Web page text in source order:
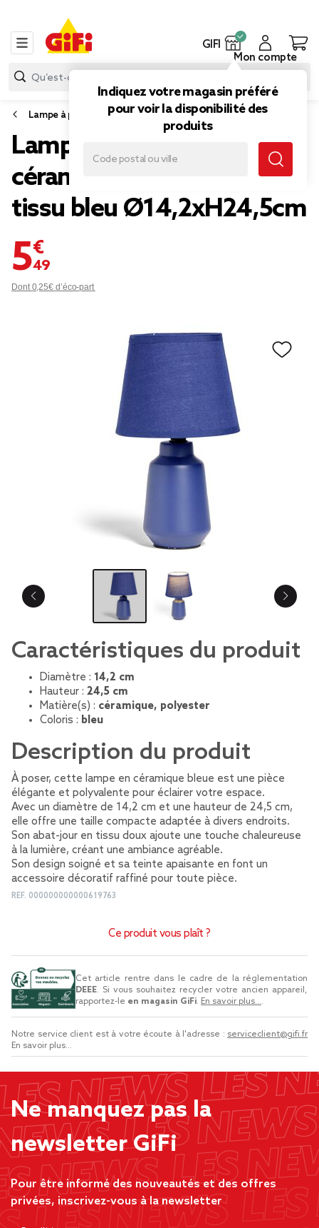
GIFI
Indiquez votre magasin préféré
pour voir la disponibilité des
produits
Mon compte
Lampe à poser
Lampe à poser en
céramique avec abat-jour
tissu bleu Ø14,2xH24,5cm
5,49 €
Dont 0,25€ d’éco-part
Caractéristiques du produit
Diamètre : 14,2 cm
Hauteur : 24,5 cm
Matière(s) : céramique, polyester
Coloris : bleu
Description du produit
À poser, cette lampe en céramique bleue est une pièce
élégante et polyvalente pour éclairer votre espace.
Avec un diamètre de 14,2 cm et une hauteur de 24,5 cm,
elle offre une taille compacte adaptée à divers endroits.
Son abat-jour en tissu doux ajoute une touche chaleureuse
à la lumière, créant une ambiance agréable.
Son design soigné et sa teinte apaisante en font un
accessoire décoratif raffiné pour toute pièce.
REF. 000000000000619763
Ce produit vous plaît ?
Cet article rentre dans le cadre de la réglementation
DEEE. Si vous souhaitez recycler votre ancien appareil,
rapportez-le en magasin GiFi. En savoir plus....
Notre service client est à votre écoute à l'adresse : serviceclient@gifi.fr
En savoir plus...
Ne manquez pas la
newsletter GiFi
Pour être informé des nouveautés et des offres
privées, inscrivez-vous à la newsletter